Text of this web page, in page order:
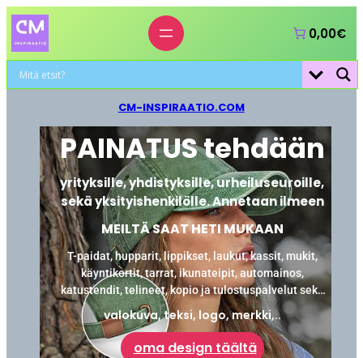
0,00€
CM-INSPIRAATIO.COM
PAINATUS tehdään
yrityksille, yhdistyksille, urheiluseuroille,
sekä yksityishenkilölle. Annetaan ilmeen
MEILTÄ SAAT HETI MUKAAN
T-paidat, hupparit, lippikset, laukut, kassit, mukit,
käyntikortit, tarrat, ikunateipit, automainos,
katustendit, telineet, kopio ja tulostuspalvelut sekä
laminointi.
valokuva, teksi, logo, merkki,..
oma design täältä